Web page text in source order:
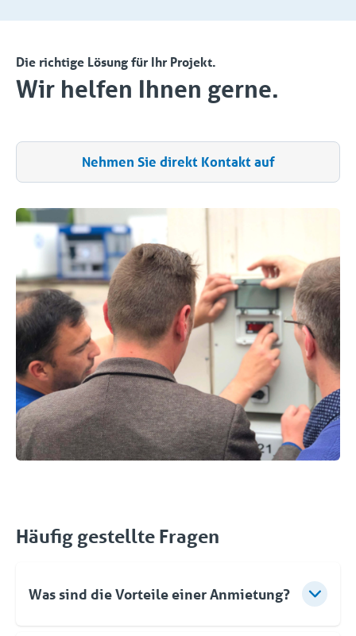
Die richtige Lösung für Ihr Projekt.
Wir helfen Ihnen gerne.
Nehmen Sie direkt Kontakt auf
Häufig gestellte Fragen
Was sind die Vorteile einer Anmietung?